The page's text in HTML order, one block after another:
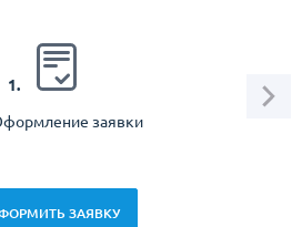
1.
заявки
ЗАЯВКУ